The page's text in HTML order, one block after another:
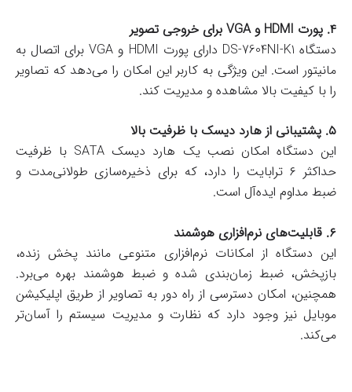
۴. پورت HDMI و VGA برای خروجی تصویر
دستگاه DS-7604NI-K1 دارای پورت HDMI و VGA برای اتصال به
مانیتور است. این ویژگی به کاربر این امکان را می‌دهد که تصاویر
را با کیفیت بالا مشاهده و مدیریت کند.
۵. پشتیبانی از هارد دیسک با ظرفیت بالا
این دستگاه امکان نصب یک هارد دیسک SATA با ظرفیت
حداکثر ۶ ترابایت را دارد، که برای ذخیره‌سازی طولانی‌مدت و
ضبط مداوم ایده‌آل است.
۶. قابلیت‌های نرم‌افزاری هوشمند
این دستگاه از امکانات نرم‌افزاری متنوعی مانند پخش زنده،
بازپخش، ضبط زمان‌بندی شده و ضبط هوشمند بهره می‌برد.
همچنین، امکان دسترسی از راه دور به تصاویر از طریق اپلیکیشن
موبایل نیز وجود دارد که نظارت و مدیریت سیستم را آسان‌تر
می‌کند.